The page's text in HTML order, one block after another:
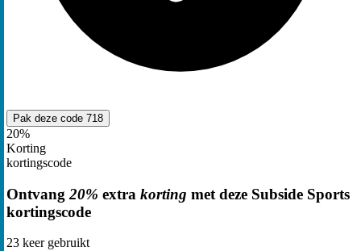
Pak deze code 718
20%
Korting
kortingscode
Ontvang 20% extra korting met deze Subside Sports
kortingscode
23 keer gebruikt